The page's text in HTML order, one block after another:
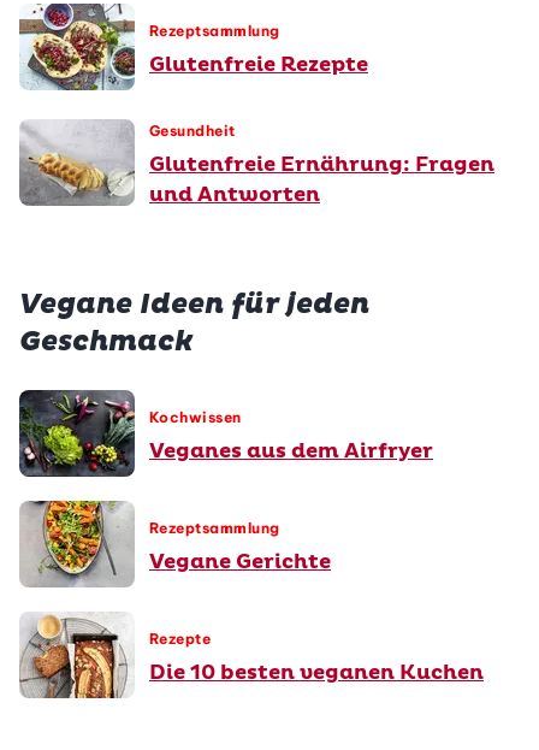
Rezeptsammlung
Glutenfreie Rezepte
Gesundheit
Glutenfreie Ernährung: Fragen
und Antworten
Vegane Ideen für jeden
Geschmack
Kochwissen
Veganes aus dem Airfryer
Rezeptsammlung
Vegane Gerichte
Rezepte
Die 10 besten veganen Kuchen